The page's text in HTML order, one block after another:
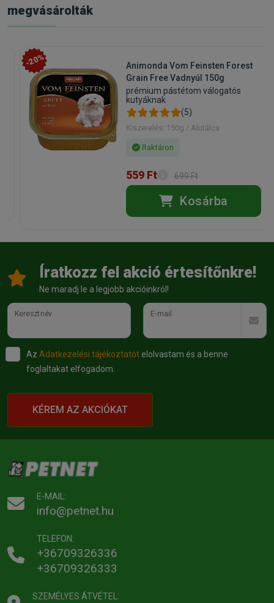
megvásárolták
-20%
Animonda Vom Feinsten Forest
Grain Free Vadnyúl 150g
prémium pástétom válogatós
kutyáknak
(5)
Kiszerelés: 150g / Alutálca
Raktáron
559 Ft 699 Ft
Kosárba
Íratkozz fel akció értesítőnkre!
Ne maradj le a legjobb akcióinkról!
Keresztnév E-mail
Az Adatkezelési tájékoztatót elolvastam és a benne
foglaltakat elfogadom.
KÉREM AZ AKCIÓKAT
E-MAIL:
info@petnet.hu
TELEFON:
+36709326336
+36709326333
SZEMÉLYES ÁTVÉTEL: